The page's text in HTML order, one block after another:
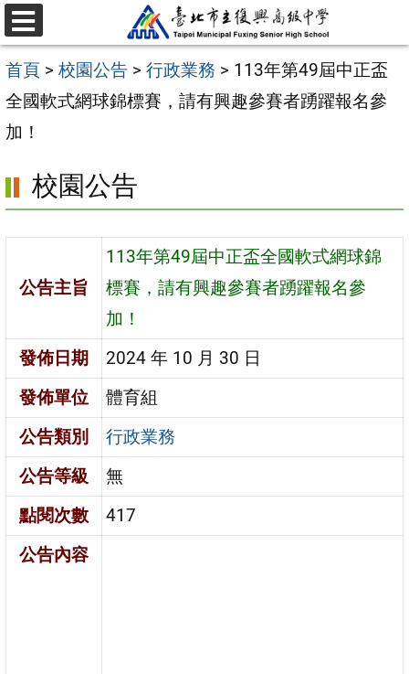
跳
至
主
要
內
區
選
單
首頁 > 校園公告 > 行政業務 > 113年第49屆中正盃
全國軟式網球錦標賽，請有興趣參賽者踴躍報名參
加！
校園公告
公告主旨
113年第49屆中正盃全國軟式網球錦
標賽，請有興趣參賽者踴躍報名參
加！
發佈日期
2024 年 10 月 30 日
發佈單位
體育組
公告類別
行政業務
公告等級
無
點閱次數
417
公告內容